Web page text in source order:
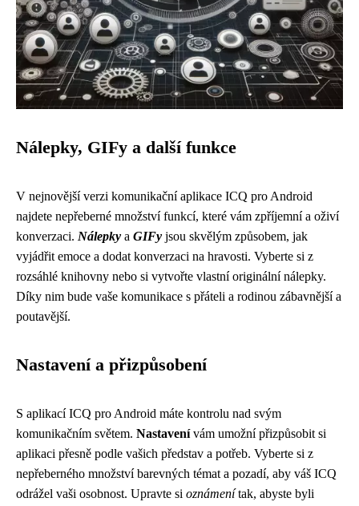
Nálepky, GIFy a další funkce
V nejnovější verzi komunikační aplikace ICQ pro Android
najdete nepřeberné množství funkcí, které vám zpříjemní a oživí
konverzaci. Nálepky a GIFy jsou skvělým způsobem, jak
vyjádřit emoce a dodat konverzaci na hravosti. Vyberte si z
rozsáhlé knihovny nebo si vytvořte vlastní originální nálepky.
Díky nim bude vaše komunikace s přáteli a rodinou zábavnější a
poutavější.
Nastavení a přizpůsobení
S aplikací ICQ pro Android máte kontrolu nad svým
komunikačním světem. Nastavenívám umožní přizpůsobit si
aplikaci přesně podle vašich představ a potřeb. Vyberte si z
nepřeberného množství barevných témat a pozadí, aby váš ICQ
odrážel vaši osobnost. Upravte si oznámenítak, abyste byli